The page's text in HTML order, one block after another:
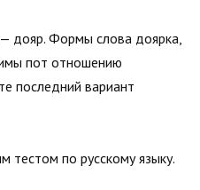
дояр. Формы слова доярка,
пот отношению
последний вариант
тестом по русскому языку.